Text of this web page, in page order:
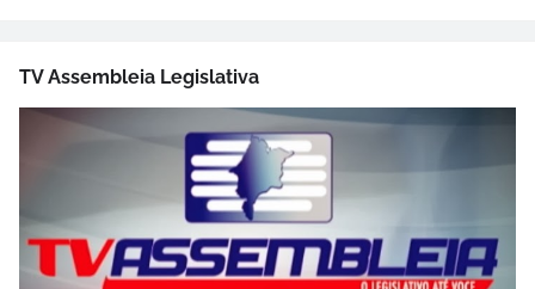
TV Assembleia Legislativa